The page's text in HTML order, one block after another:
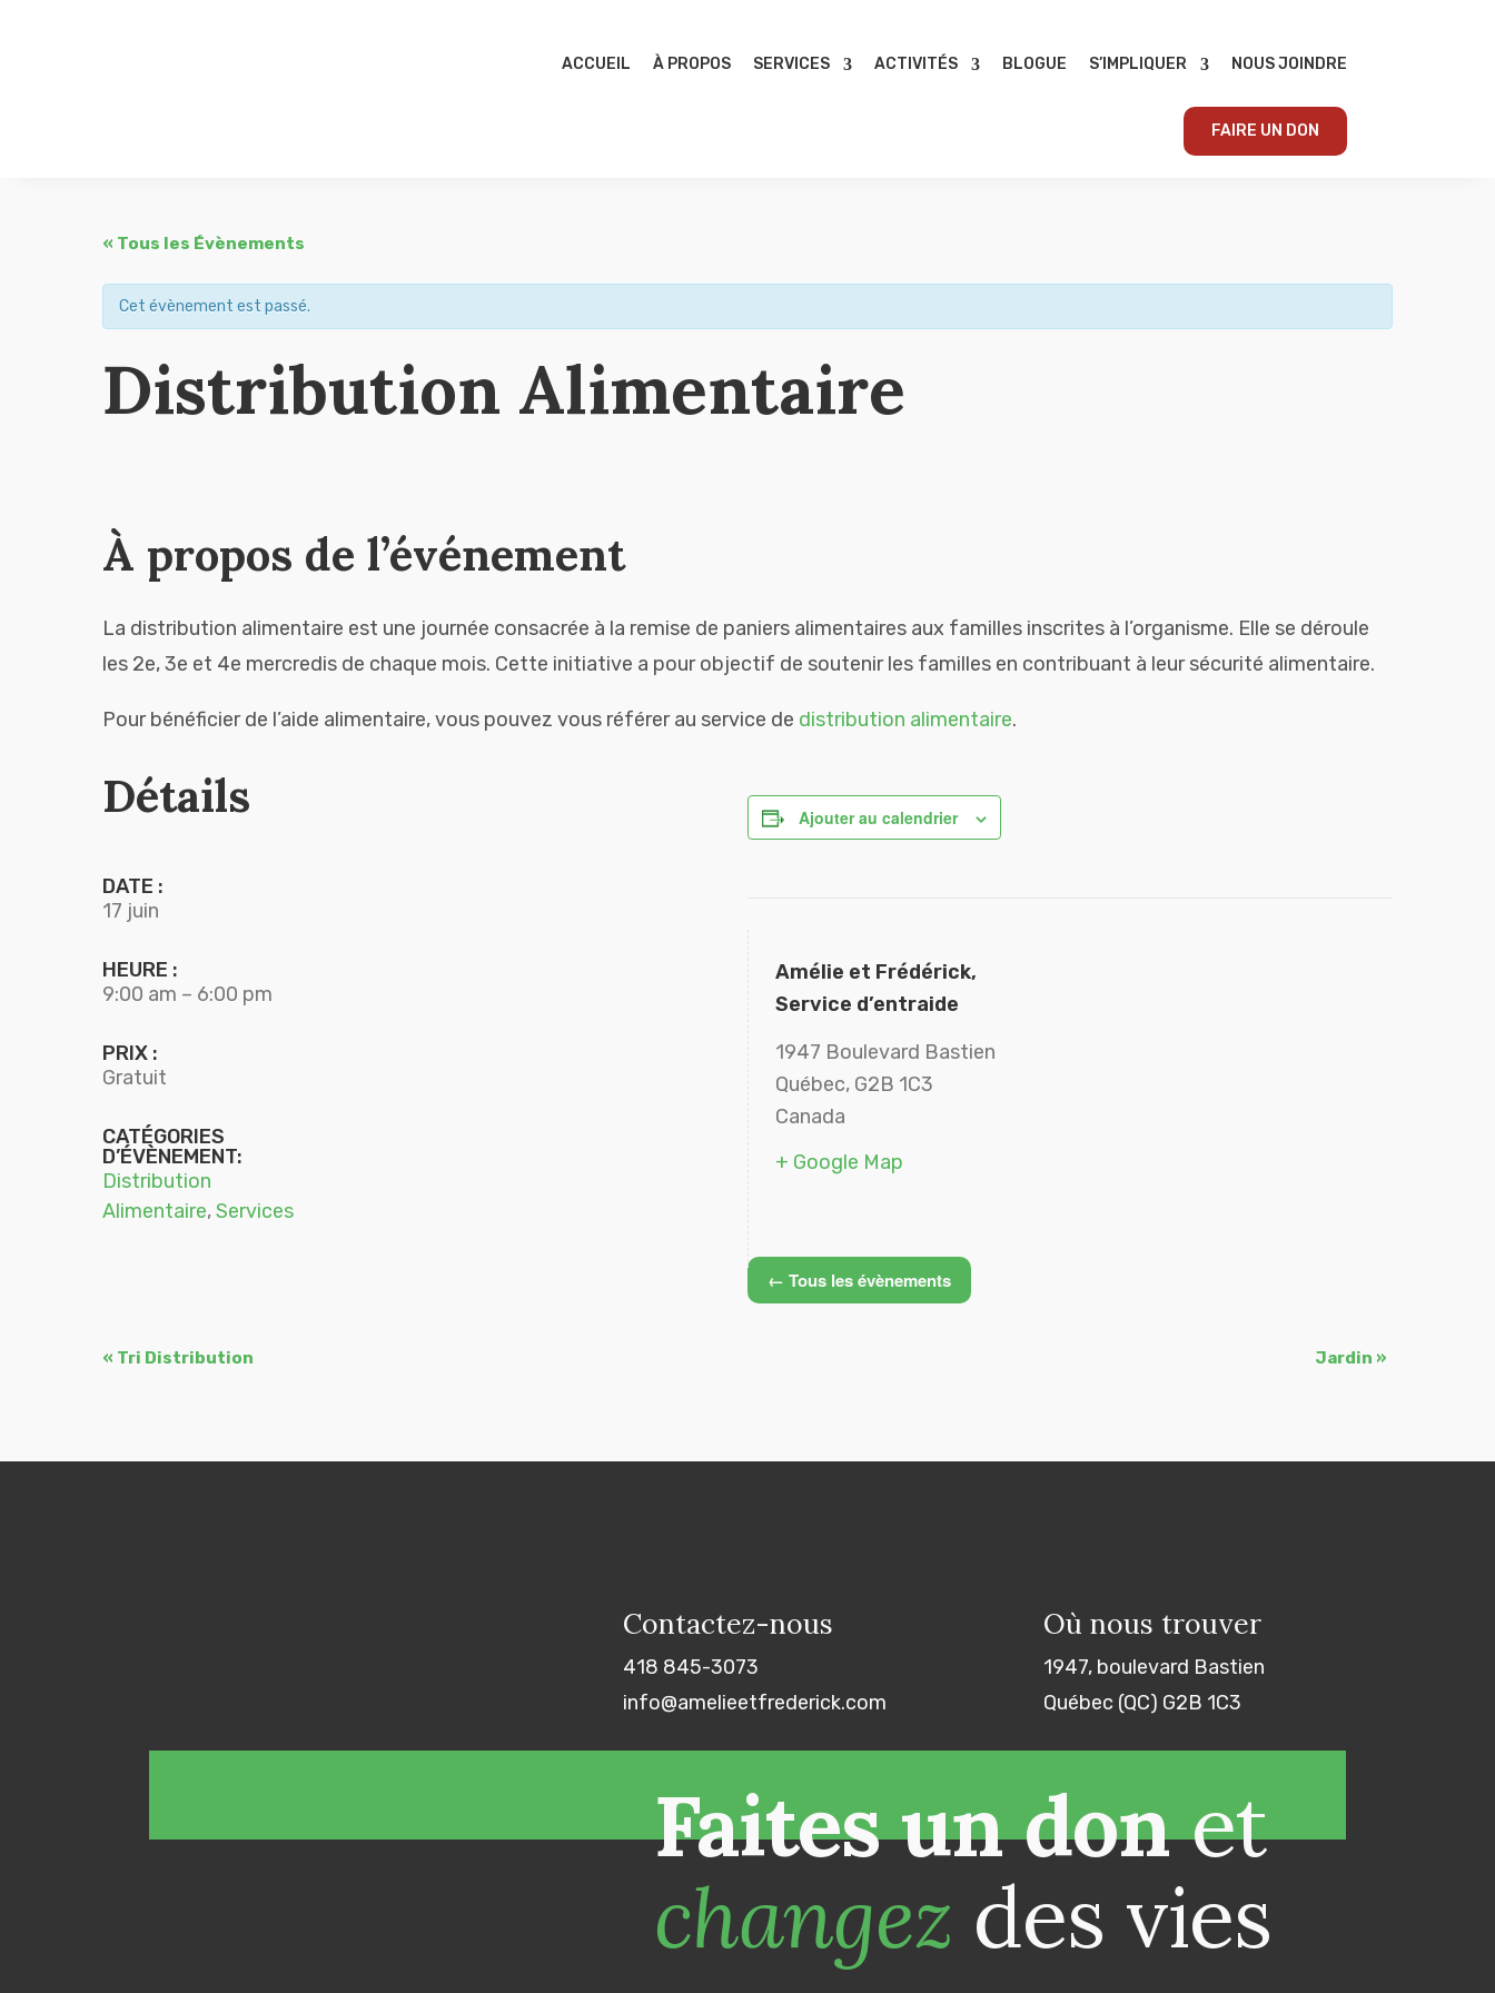
ACCUEIL À PROPOS SERVICES ACTIVITÉS BLOGUE S’IMPLIQUER NOUS JOINDRE
FAIRE UN DON
« Tous les Évènements
Cet évènement est passé.
Distribution Alimentaire
À propos de l’événement
La distribution alimentaire est une journée consacrée à la remise de paniers alimentaires aux familles inscrites à l’organisme. Elle se déroule
les 2e, 3e et 4e mercredis de chaque mois. Cette initiative a pour objectif de soutenir les familles en contribuant à leur sécurité alimentaire.
Pour bénéficier de l’aide alimentaire, vous pouvez vous référer au service de distribution alimentaire.
Détails
DATE :
17 juin
HEURE :
9:00 am – 6:00 pm
PRIX :
Gratuit
CATÉGORIES
D’ÉVÈNEMENT:
Distribution
Alimentaire,Services
Ajouter au calendrier
Amélie et Frédérick,
Service d’entraide
1947 Boulevard Bastien
Québec, G2B 1C3
Canada
+ Google Map
← Tous les évènements
Navigation
« Tri Distribution Jardin »
Contactez-nous
418 845-3073
info@amelieetfrederick.com
Où nous trouver
1947, boulevard Bastien
Québec (QC) G2B 1C3
Faites un donet
changez des vies